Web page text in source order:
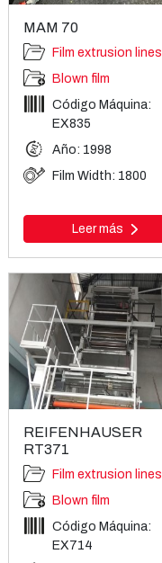
MAM 70
Film extrusion lines
Blown film
Código Máquina:
EX835
Año: 1998
Film Width: 1800
Leer más
REIFENHAUSER
RT371
Film extrusion lines
Blown film
Código Máquina:
EX714